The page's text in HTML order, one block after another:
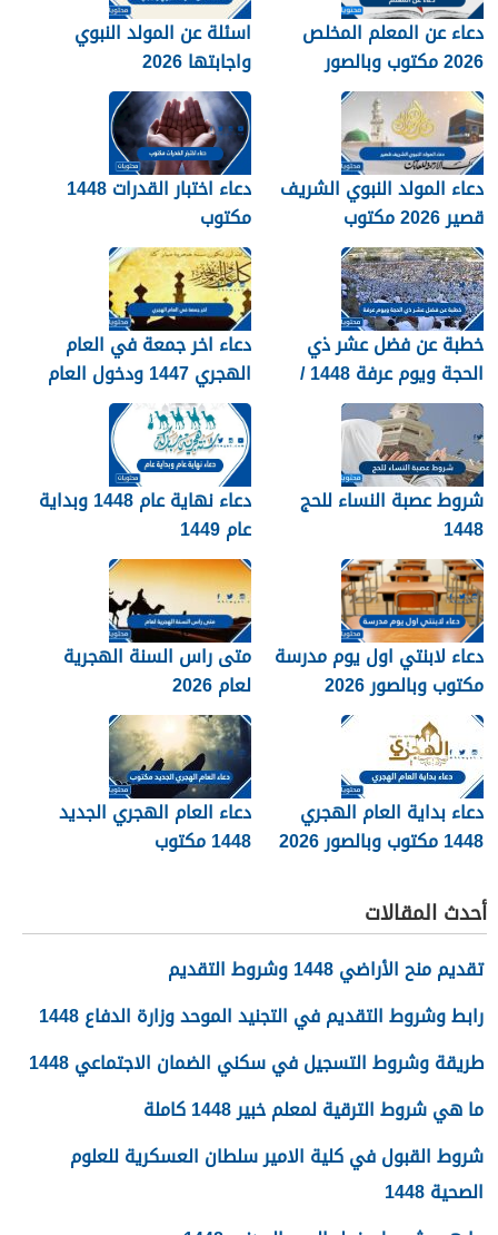
دعاء عن المعلم المخلص
2026 مكتوب وبالصور
اسئلة عن المولد النبوي
واجابتها 2026
دعاء المولد النبوي الشريف
قصير 2026 مكتوب
دعاء اختبار القدرات 1448
مكتوب
خطبة عن فضل عشر ذي
الحجة ويوم عرفة 1448 /
2026
دعاء اخر جمعة في العام
الهجري 1447 ودخول العام
الجديد 1448
شروط عصبة النساء للحج
1448
دعاء نهاية عام 1448 وبداية
عام 1449
دعاء لابنتي اول يوم مدرسة
مكتوب وبالصور 2026
متى راس السنة الهجرية
لعام 2026
دعاء بداية العام الهجري
1448 مكتوب وبالصور 2026
دعاء العام الهجري الجديد
1448 مكتوب
أحدث المقالات
تقديم منح الأراضي 1448 وشروط التقديم
رابط وشروط التقديم في التجنيد الموحد وزارة الدفاع 1448
طريقة وشروط التسجيل في سكني الضمان الاجتماعي 1448
ما هي شروط الترقية لمعلم خبير 1448 كاملة
شروط القبول في كلية الامير سلطان العسكرية للعلوم
الصحية 1448